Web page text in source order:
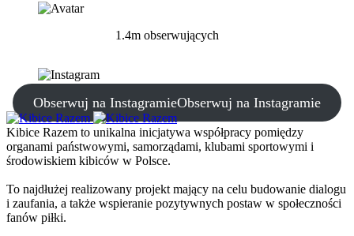
1.4m obserwujących
Obserwuj na InstagramieObserwuj na Instagramie
Kibice Razem to unikalna inicjatywa współpracy pomiędzy
organami państwowymi, samorządami, klubami sportowymi i
środowiskiem kibiców w Polsce.
To najdłużej realizowany projekt mający na celu budowanie dialogu
i zaufania, a także wspieranie pozytywnych postaw w społeczności
fanów piłki.